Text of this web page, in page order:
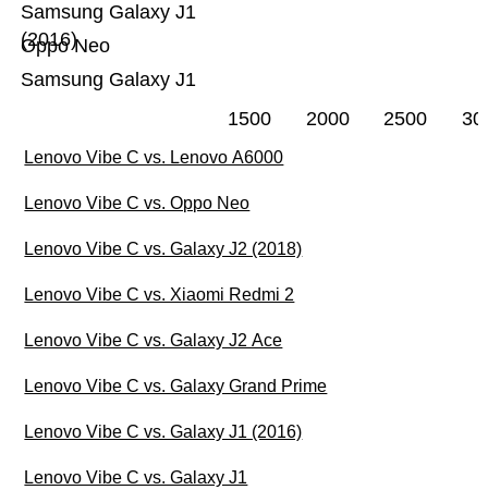
Samsung Galaxy J1
Oppo Neo
Samsung Galaxy J1
(2016)
1500 2000 2500
Lenovo Vibe C vs. Lenovo A6000
Lenovo Vibe C vs. Oppo Neo
Lenovo Vibe C vs. Galaxy J2 (2018)
Lenovo Vibe C vs. Xiaomi Redmi 2
Lenovo Vibe C vs. Galaxy J2 Ace
Lenovo Vibe C vs. Galaxy Grand Prime
Lenovo Vibe C vs. Galaxy J1 (2016)
Lenovo Vibe C vs. Galaxy J1